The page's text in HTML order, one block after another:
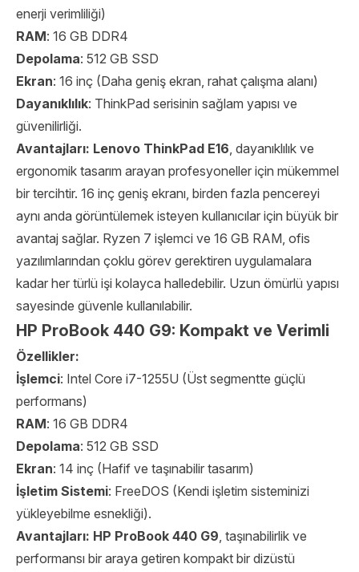
enerji verimliliği)
RAM: 16 GB DDR4
Depolama: 512 GB SSD
Ekran: 16 inç (Daha geniş ekran, rahat çalışma alanı)
Dayanıklılık: ThinkPad serisinin sağlam yapısı ve
güvenilirliği.
Avantajları: Lenovo ThinkPad E16, dayanıklılık ve
ergonomik tasarım arayan profesyoneller için mükemmel
bir tercihtir. 16 inç geniş ekranı, birden fazla pencereyi
aynı anda görüntülemek isteyen kullanıcılar için büyük bir
avantaj sağlar. Ryzen 7 işlemci ve 16 GB RAM, ofis
yazılımlarından çoklu görev gerektiren uygulamalara
kadar her türlü işi kolayca halledebilir. Uzun ömürlü yapısı
sayesinde güvenle kullanılabilir.
HP ProBook 440 G9: Kompakt ve Verimli
Özellikler:
İşlemci: Intel Core i7-1255U (Üst segmentte güçlü
performans)
RAM: 16 GB DDR4
Depolama: 512 GB SSD
Ekran: 14 inç (Hafif ve taşınabilir tasarım)
İşletim Sistemi: FreeDOS (Kendi işletim sisteminizi
yükleyebilme esnekliği).
Avantajları: HP ProBook 440 G9, taşınabilirlik ve
performansı bir araya getiren kompakt bir dizüstü